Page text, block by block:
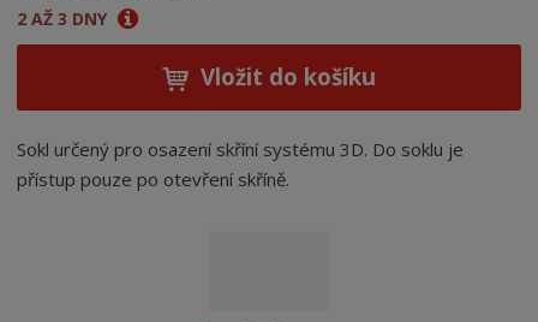
2 AŽ 3 DNY
Vložit do košíku
Sokl určený pro osazení skříní systému 3D. Do soklu je
přístup pouze po otevření skříně.